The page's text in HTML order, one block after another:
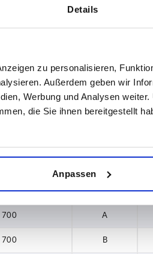
Details
zu personalisieren,
Außerdem geben wir
Werbung und Analysen
die Sie ihnen bereitgestellt
Anpassen
Form-Typ
mehrmals täglich aktualisiert.
F1 N Form
700 A
700 A
700 B